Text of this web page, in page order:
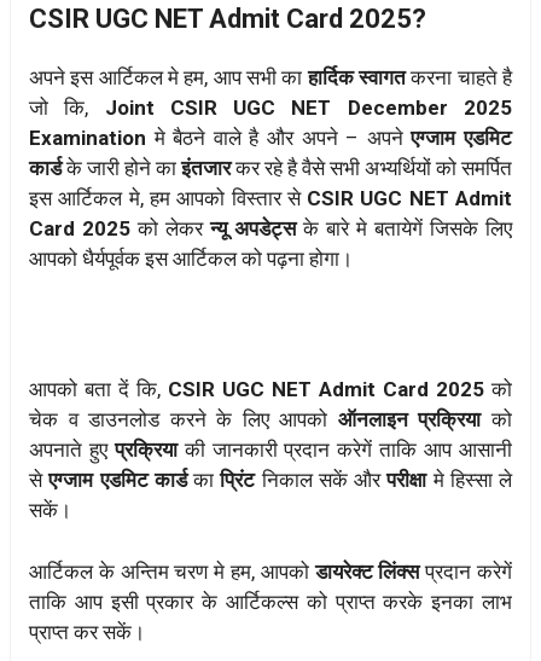
CSIR UGC NET Admit Card 2025?
अपने इस आर्टिकल मे हम, आप सभी का हार्दिक स्वागतकरना चाहते है
जो कि, Joint CSIR UGC NET December 2025
Examinationमे बैठने वाले है और अपने – अपनेएग्जाम एडमिट
कार्डके जारी होने काइंतजारकर रहे है वैसे सभी अभ्यर्थियों को समर्पित
इस आर्टिकल मे, हम आपको विस्तार से CSIR UGC NET Admit
Card 2025 को लेकरन्यू अपडेट्सके बारे मे बतायेगें जिसके लिए
आपको धैर्यपूर्वक इस आर्टिकल को पढ़ना होगा।
आपको बता दें कि, CSIR UGC NET Admit Card 2025 को
चेक व डाउनलोड करने के लिए आपको ऑनलाइन प्रक्रियाको
अपनाते हुएप्रक्रियाकी जानकारी प्रदान करेगें ताकि आप आसानी
सेएग्जाम एडमिट कार्डका प्रिंटनिकाल सकें औरपरीक्षामे हिस्सा ले
सकें।
आर्टिकल के अन्तिम चरण मे हम, आपकोडायरेक्ट लिंक्सप्रदान करेगें
ताकि आप इसी प्रकार के आर्टिकल्स को प्राप्त करके इनका लाभ
प्राप्त कर सकें।